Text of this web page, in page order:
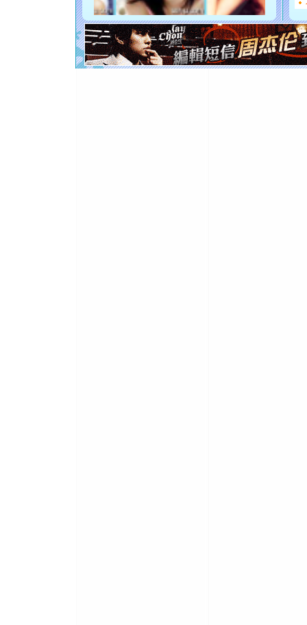
起；二
离。水晶
[元旦]当
泣，这痛
卖了。水